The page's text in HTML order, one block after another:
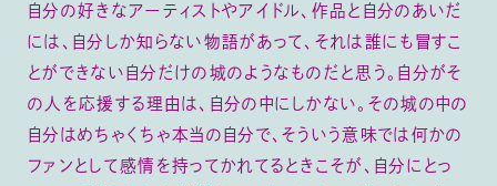
自分の好きなアーティストやアイドル、作品と自分のあいだ
には、自分しか知らない物語があって、それは誰にも冒すこ
とができない自分だけの城のようなものだと思う。自分がそ
の人を応援する理由は、自分の中にしかない。その城の中の
自分はめちゃくちゃ本当の自分で、そういう意味では何かの
ファンとして感情を持ってかれてるときこそが、自分にとっ